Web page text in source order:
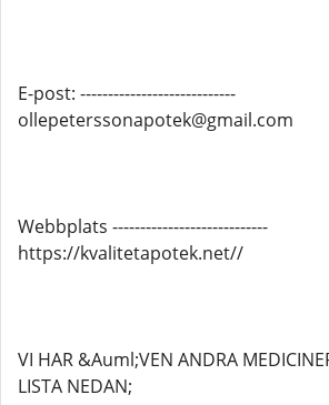
E-post: ----------------------------
ollepeterssonapotek@gmail.com
Webbplats ----------------------------
https://kvalitetapotek.net//
VI HAR &Auml;VEN ANDRA
LISTA NEDAN;